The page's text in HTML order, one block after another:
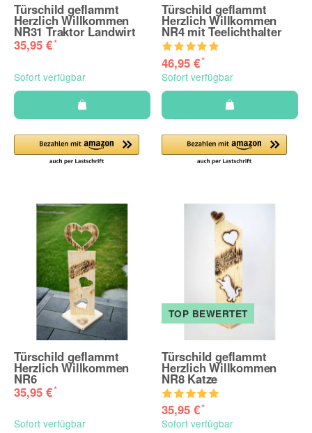
Türschild geflammt
Herzlich Willkommen
NR31 Traktor Landwirt
35,95 €*
Sofort verfügbar
Türschild geflammt
Herzlich Willkommen
NR4 mit Teelichthalter
46,95 €*
Sofort verfügbar
Türschild geflammt
Herzlich Willkommen
NR6
35,95 €*
Sofort verfügbar
TOP BEWERTET
Türschild geflammt
Herzlich Willkommen
NR8 Katze
35,95 €*
Sofort verfügbar